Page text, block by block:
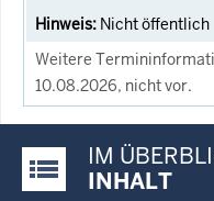
Nicht öffentlich
Weitere
10.08.2026, nicht vor.
Justiz-Portal im
IM
INHALT